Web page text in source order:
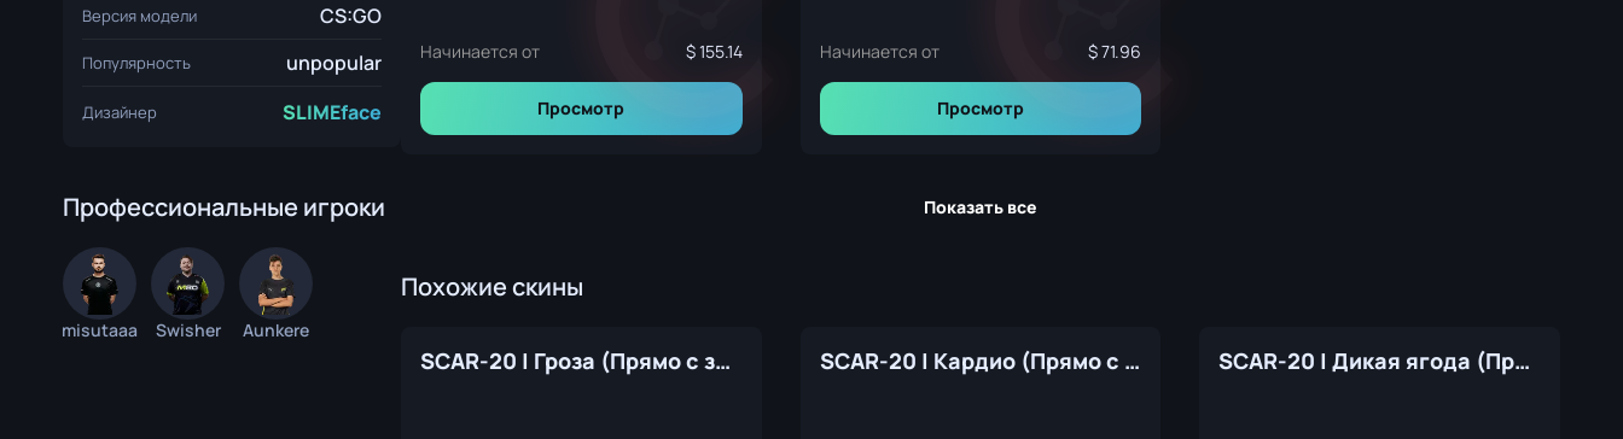
Версия модели CS:GO
Популярность unpopular
Дизайнер SLIMEface
Профессиональные игроки
misutaaa Swisher Aunkere
Начинается от 155.14
Просмотр
Начинается от 71.96
Просмотр
Показать все
Похожие скины
SCAR-20 | Гроза (Прямо с завода) SCAR-20 | Кардио (Прямо с завода) SCAR-20 | Дикая ягода (Прямо с завода)